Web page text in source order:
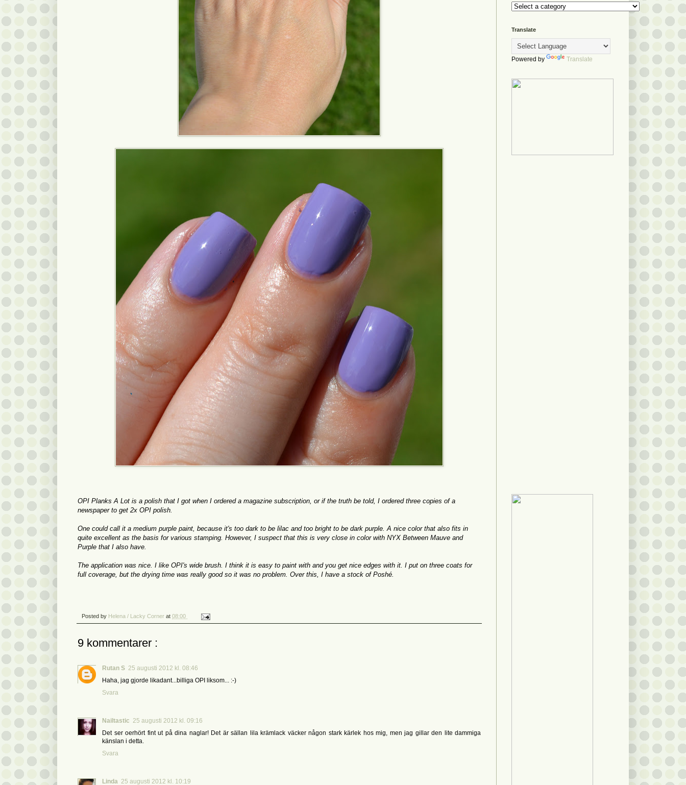
OPI Planks A Lot is a polish that I got when I ordered a magazine subscription , or if the truth be told, I ordered three copies of a
newspaper to get 2x OPI polish.
One could call it a medium purple paint , because it's too dark to be lilac and too bright to be dark purple. A nice color that also fits in
quite excellent as the basis for various stamping However, I suspect that this is very close in color with NYX Between Mauve and
Purple that I also have
The application was nice. I like OPI's wide brush. I think it is easy to paint with and you get nice edges with it. I put on three coats for
full coverage, but the drying time was really good so it was no problem Over this, I have a stock of Poshé
Posted by Helena / Lacky Corner at 08:00
9 kommentarer :
Rutan S 25 augusti 2012 kl. 08:46
Haha, jag gjorde likadant...billiga OPI liksom... :-)
Svara
Nailtastic 25 augusti 2012 kl. 09:16
Det ser oerhört fint ut på dina naglar! Det är sällan lila krämlack väcker någon stark kärlek hos mig, men jag gillar den lite dammiga
känslan i detta.
Svara
Linda 25 augusti 2012 kl. 10:19
Translate
Powered by Translate